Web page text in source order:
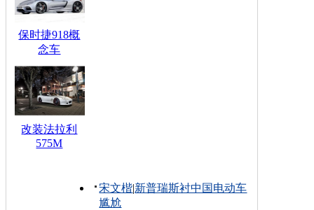
保时捷918概
念车
改装法拉利
575M
宋文楷|新普瑞斯衬中国电动车
尴尬